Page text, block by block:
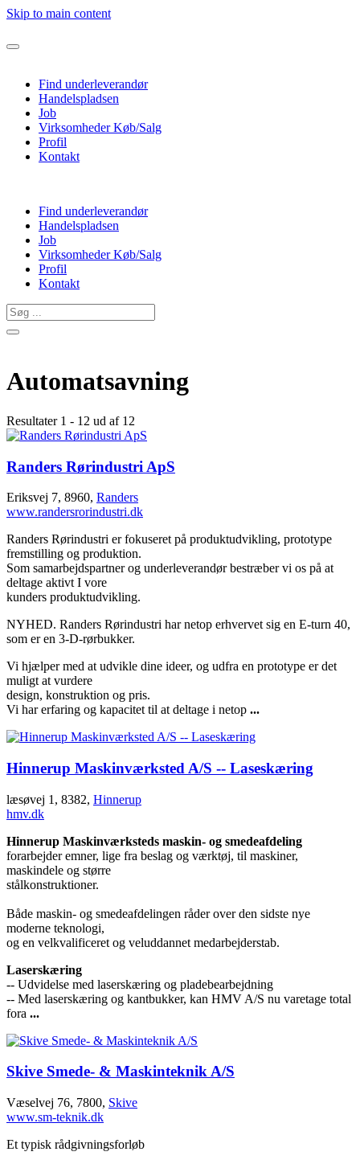
Skip to main content
Find underleverandør
Handelspladsen
Job
Virksomheder Køb/Salg
Profil
Kontakt
Find underleverandør
Handelspladsen
Job
Virksomheder Køb/Salg
Profil
Kontakt
Automatsavning
Resultater 1 - 12 ud af 12
Randers Rørindustri ApS
Eriksvej 7, 8960, Randers
www.randersrorindustri.dk
Randers Rørindustri er fokuseret på produktudvikling, prototype
fremstilling og produktion.
Som samarbejdspartner og underleverandør bestræber vi os på at
deltage aktivt I vore
kunders produktudvikling.
NYHED. Randers Rørindustri har netop erhvervet sig en E-turn 40,
som er en 3-D-rørbukker.
Vi hjælper med at udvikle dine ideer, og udfra en prototype er det
muligt at vurdere
design, konstruktion og pris.
Vi har erfaring og kapacitet til at deltage i netop ...
Hinnerup Maskinværksted A/S -- Laseskæring
læsøvej 1, 8382, Hinnerup
hmv.dk
Hinnerup Maskinværksteds maskin- og smedeafdeling
forarbejder emner, lige fra beslag og værktøj, til maskiner,
maskindele og større
stålkonstruktioner.
Både maskin- og smedeafdelingen råder over den sidste nye
moderne teknologi,
og en velkvalificeret og veluddannet medarbejderstab.
Laserskæring
-- Udvidelse med laserskæring og pladebearbejdning
-- Med laserskæring og kantbukker, kan HMV A/S nu varetage total
fora ...
Skive Smede- & Maskinteknik A/S
Væselvej 76, 7800, Skive
www.sm-teknik.dk
Et typisk rådgivningsforløb